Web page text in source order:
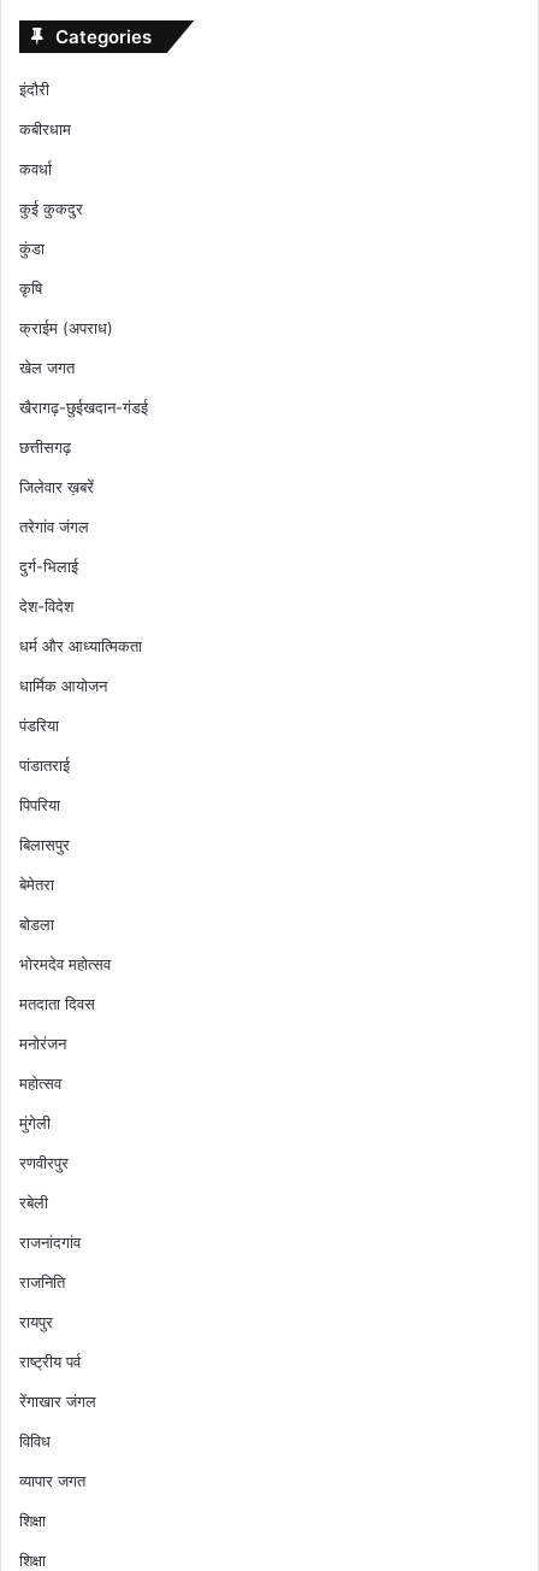
Categories
इंदौरी
कबीरधाम
कवर्धा
कुई कुकदुर
कुंडा
कृषि
क्राईम (अपराध)
खेल जगत
खैरागढ़-छुईखदान-गंडई
छत्तीसगढ़
जिलेवार ख़बरें
तरेगांव जंगल
दुर्ग-भिलाई
देश-विदेश
धर्म और आध्यात्मिकता
धार्मिक आयोजन
पंडरिया
पांडातराई
पिपरिया
बिलासपुर
बेमेतरा
बोडला
भोरमदेव महोत्सव
मतदाता दिवस
मनोरंजन
महोत्सव
मुंगेली
रणवीरपुर
रबेली
राजनांदगांव
राजनिति
रायपुर
राष्ट्रीय पर्व
रेंगाखार जंगल
विविध
व्यापार जगत
शिक्षा
शिक्षा